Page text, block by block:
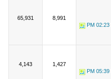
02:23 PM
8,991
65,931
05:39 PM
1,427
4,143